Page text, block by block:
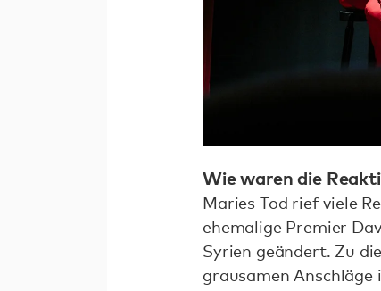
Wie waren die
Maries Tod rief viele
ehemalige Premier
Syrien geändert. Zu
grausamen